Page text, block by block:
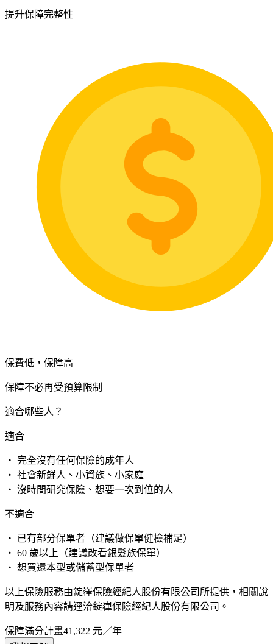
提升保障完整性
保費低，保障高
保障不必再受預算限制
適合哪些人？
適合
・ 完全沒有任何保險的成年人
・ 社會新鮮人、小資族、小家庭
・ 沒時間研究保險、想要一次到位的人
不適合
・ 已有部分保單者（建議做保單健檢補足）
・ 60 歲以上（建議改看銀髮族保單）
・ 想買還本型或儲蓄型保單者
以上保險服務由錠嵂保險經紀人股份有限公司所提供，相關說
明及服務內容請逕洽錠嵂保險經紀人股份有限公司。
保障滿分計畫41,322 元／年